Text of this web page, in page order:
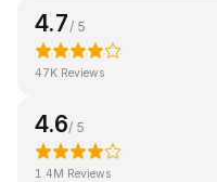
4.7 / 5
47K Reviews
4.6/ 5
1.4M Reviews